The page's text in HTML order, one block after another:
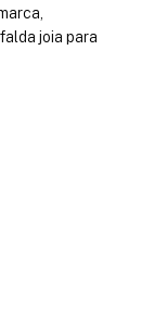
joia para